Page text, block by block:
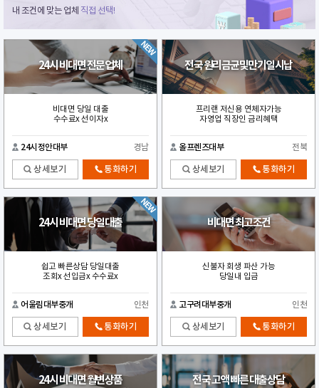
내 조건에 맞는 업체 직접 선택!
24시 비대면 전문업체
비대면 당일 대출
수수료x 선이자x
24시정안대부 경남
상세보기 통화하기
전국 원리금균및만기일시납
프리랜 저신용 연체자가능
자영업 직장인 금리혜택
올프렌즈대부 전북
상세보기 통화하기
24시 비대면 당일대출
쉽고 빠른상담 당일대출
조회x 선입금x 수수료x
어울림대부중개 인천
상세보기 통화하기
비대면 최고조건
신불자 회생 파산 가능
당일내 입금
고구려대부중개 인천
상세보기 통화하기
24시 비대면 월변상품 전국 고액 빠른 대출상담